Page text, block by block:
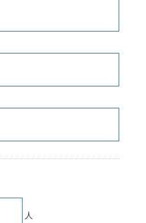
人